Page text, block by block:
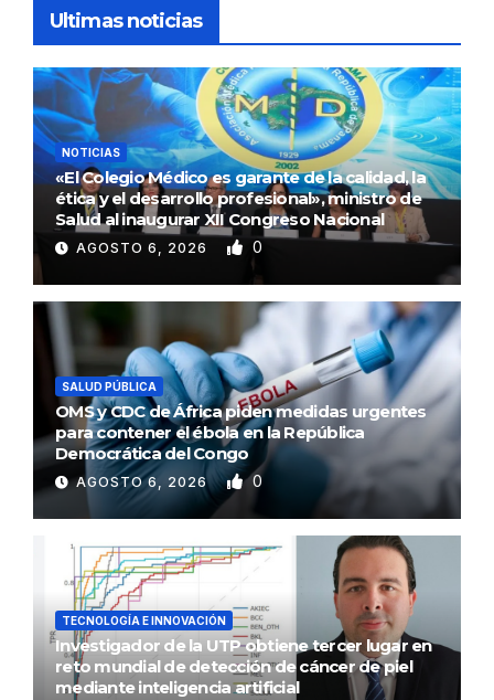
Ultimas noticias
NOTICIAS
«El Colegio Médico es garante de la calidad, la
ética y el desarrollo profesional», ministro de
Salud al inaugurar XII Congreso Nacional
AGOSTO 6, 2026 0
SALUD PÚBLICA
OMS y CDC de África piden medidas urgentes
para contener el ébola en la República
Democrática del Congo
AGOSTO 6, 2026 0
TECNOLOGÍA E INNOVACIÓN
Investigador de la UTP obtiene tercer lugar en
reto mundial de detección de cáncer de piel
mediante inteligencia artificial